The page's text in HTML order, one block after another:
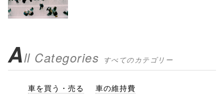
All Categories すべてのカテゴリー
車を買う・売る
車の維持費